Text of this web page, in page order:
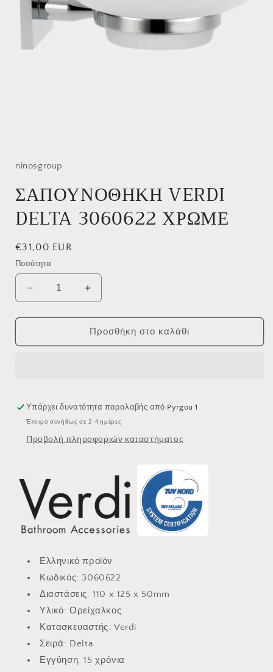
στο
βοηθητικό
ninosgroup
ΣΑΠΟΥΝΟΘΗΚΗ VERDI
DELTA 3060622 ΧΡΩΜΕ
Κανονική
τιμή
€31,00 EUR
Ποσότητα
Μείωση
ποσότητας
για
ΣΑΠΟΥΝΟΘΗΚΗ
VERDI
Αύξηση
ποσότητας
για
ΣΑΠΟΥΝΟΘΗΚΗ
VERDI
Προσθήκη στο καλάθι
Υπάρχει δυνατότητα παραλαβής από Pyrgou 1
Έτοιμο συνήθως σε 2-4 ημέρες
Προβολή πληροφοριών καταστήματος
Ελληνικό προϊόν
Κωδικός: 3060622
Διαστάσεις: 110 x 125 x 50mm
Υλικό: Ορείχαλκος
Κατασκευαστής: Verdi
Σειρά: Delta
Εγγύηση: 15 χρόνια